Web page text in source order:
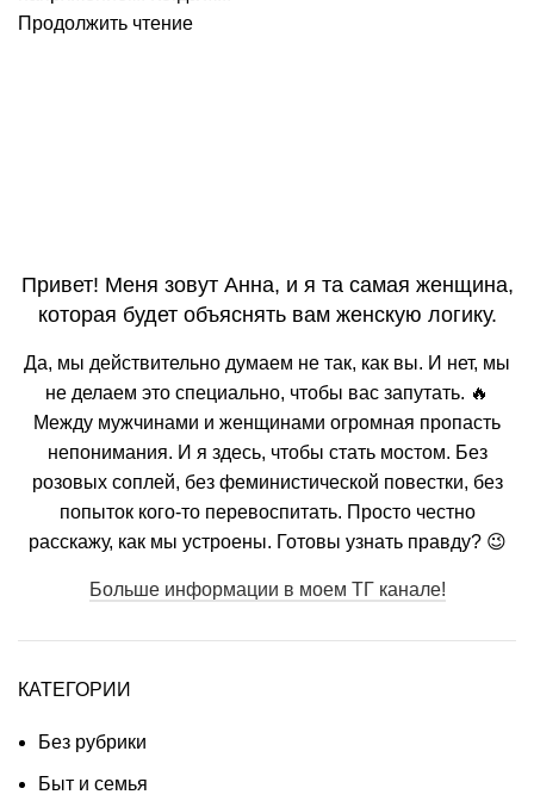
Продолжить чтение
Привет! Меня зовут Анна, и я та самая женщина,
которая будет объяснять вам женскую логику.
Да, мы действительно думаем не так, как вы. И нет, мы
не делаем это специально, чтобы вас запутать. 🔥
Между мужчинами и женщинами огромная пропасть
непонимания. И я здесь, чтобы стать мостом. Без
розовых соплей, без феминистической повестки, без
попыток кого-то перевоспитать. Просто честно
расскажу, как мы устроены. Готовы узнать правду? 😉
Больше информации в моем ТГ канале!
КАТЕГОРИИ
Без рубрики
Быт и семья